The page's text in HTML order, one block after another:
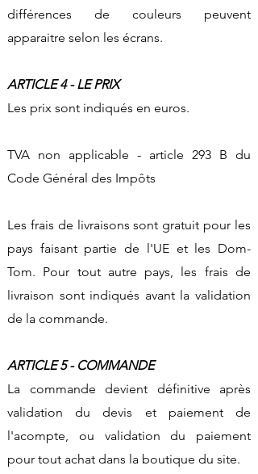
différences de couleurs peuvent
apparaitre selon les écrans.
ARTICLE 4 - LE PRIX
Les prix sont indiqués en euros.
TVA non applicable - article 293 B du
Code Général des Impôts
Les frais de livraisons sont gratuit pour les
pays faisant partie de l'UE et les Dom-
Tom.​ Pour tout autre pays, les frais de
livraison sont indiqués avant la validation
de la commande.
ARTICLE 5 - COMMANDE
La commande devient définitive après
validation du devis et paiement de
l'acompte, ou validation du paiement
pour tout achat dans la boutique du site.